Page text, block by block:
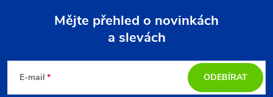
Mějte přehled o novinkách
a slevách
E-mail ODEBÍRAT